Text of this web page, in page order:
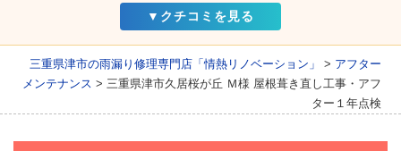
▼クチコミを見る
三重県津市の雨漏り修理専門店「情熱リノベーション」 > アフター
メンテナンス > 三重県津市久居桜が丘 Ｍ様 屋根葺き直し工事・アフ
ター１年点検